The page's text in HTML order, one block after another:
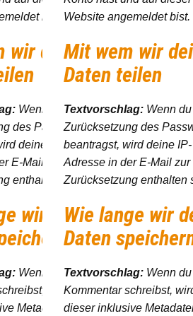
bist.
wir deine
Wenn du eine
des Passworts
deine IP-
E-Mail zur
enthalten sein.
wir deine
Wenn du einen
wird
Metadaten
Website angemeldet bist.
Mit wem wir
Daten teilen
Textvorschlag: Wenn
Zurücksetzung des
beantragst, wird deine IP-
Adresse in der E-Mail zur
Zurücksetzung enthalten
Wie lange wir
Daten
Textvorschlag: Wenn
Kommentar schreibst,
dieser inklusive